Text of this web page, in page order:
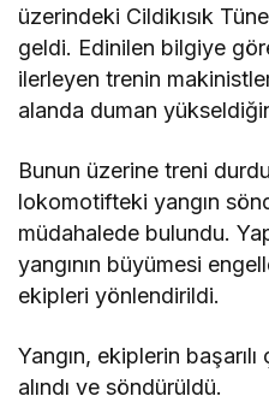
üzerindeki Cildikısık
geldi. Edinilen bilgiye
ilerleyen trenin
alanda duman
Bunun üzerine treni
lokomotifteki yangın
müdahalede bulundu.
yangının büyümesi
ekipleri yönlendirildi.
Yangın, ekiplerin
alındı ve söndürüldü.